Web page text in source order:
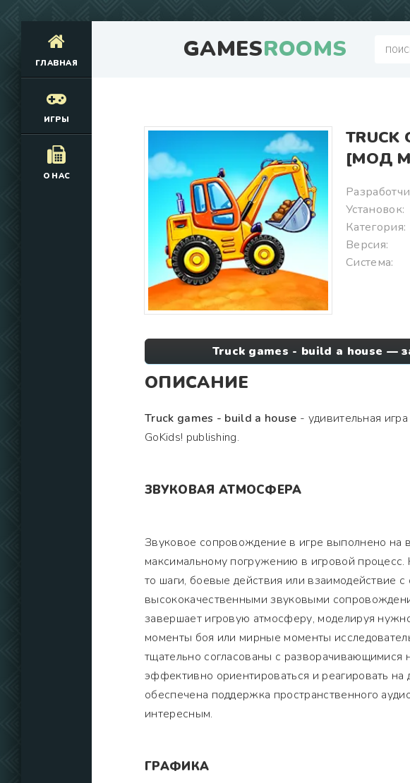
GAMESROOMS
ГЛАВНАЯ
ИГРЫ
О НАС
TRUCK
[МОД
Установок:
Категория:
Версия:
Система:
Truck games - build a house —
ОПИСАНИЕ
Truck games - build a house - удивительная
GoKids! publishing.
ЗВУКОВАЯ АТМОСФЕРА
Звуковое сопровождение в игре выполнено на
максимальному погружению в игровой
то шаги, боевые действия или взаимодействие
высококачественными звуковыми
завершает игровую атмосферу, моделируя
моменты боя или мирные моменты
тщательно согласованы с разворачивающимися
эффективно ориентироваться и реагировать
обеспечена поддержка пространственного
интересным.
ГРАФИКА